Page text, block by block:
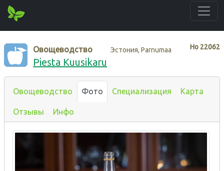
Нo 22062
Овощеводство Эстония, Parnumaa
Piesta Kuusikaru
Овощеводство Фото Специализация Карта
Отзывы Инфо